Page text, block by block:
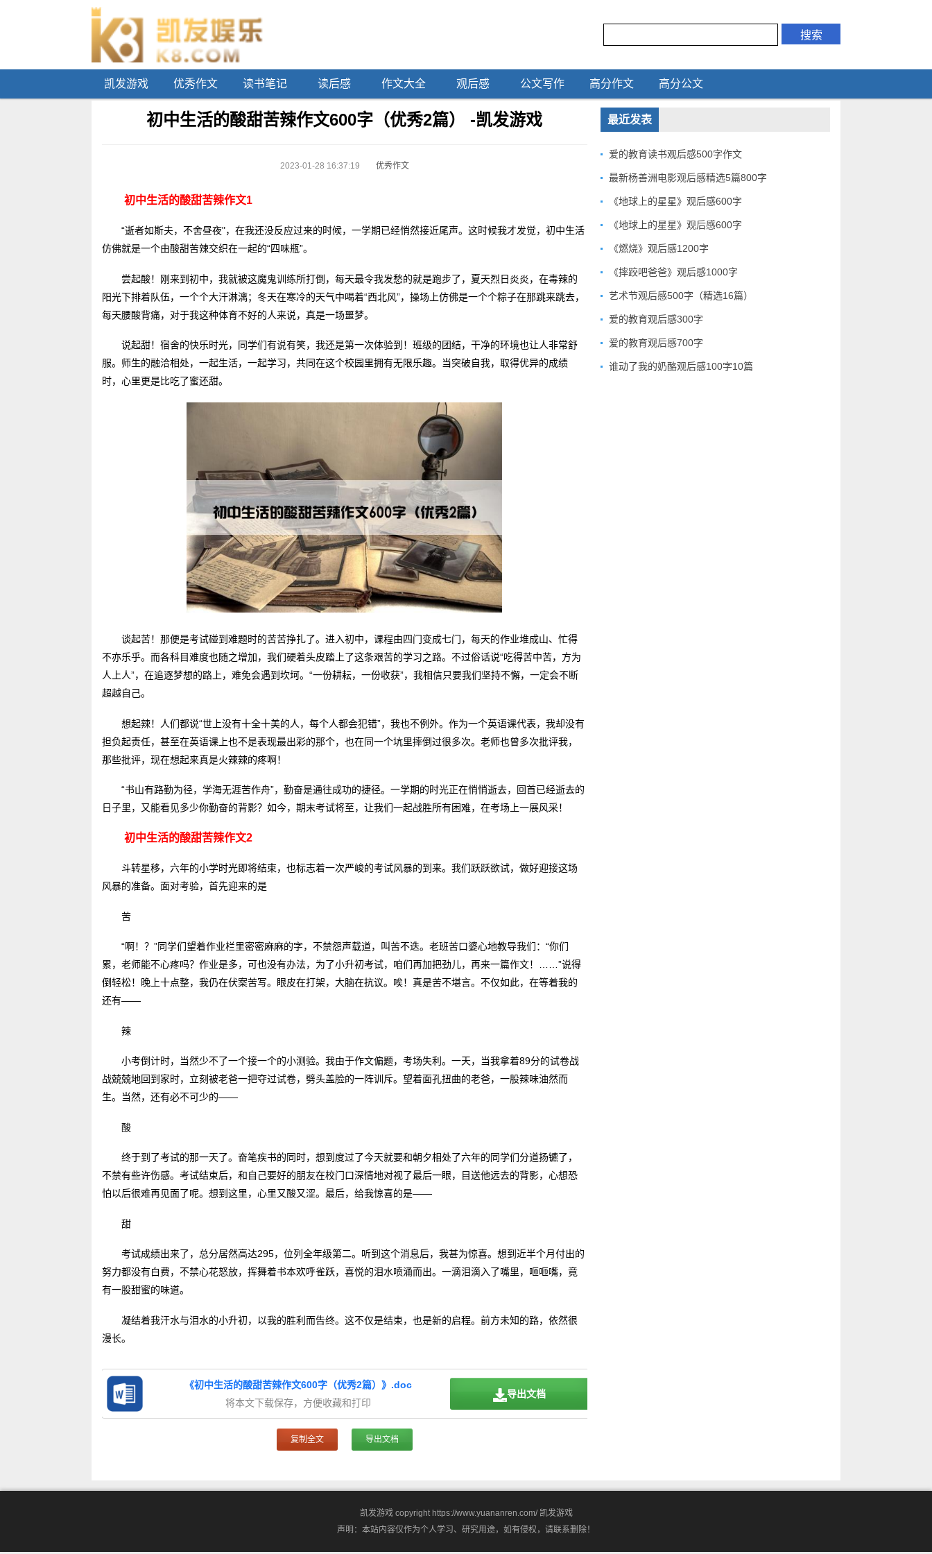
凯发游戏 优秀作文 读书笔记 读后感 作文大全 观后感 公文写作 高分作文 高分公文
初中生活的酸甜苦辣作文600字（优秀2篇） -凯发游戏
2023-01-28 16:37:19 优秀作文
初中生活的酸甜苦辣作文1
“逝者如斯夫，不舍昼夜"，在我还没反应过来的时候，一学期已经悄然接近尾声。这时候我才发觉，初中生活
仿佛就是一个由酸甜苦辣交织在一起的“四味瓶”。
尝起酸！刚来到初中，我就被这魔鬼训练所打倒，每天最令我发愁的就是跑步了，夏天烈日炎炎，在毒辣的
阳光下排着队伍，一个个大汗淋漓；冬天在寒冷的天气中喝着“西北风”，操场上仿佛是一个个粽子在那跳来跳去，
每天腰酸背痛，对于我这种体育不好的人来说，真是一场噩梦。
说起甜！宿舍的快乐时光，同学们有说有笑，我还是第一次体验到！班级的团结，干净的环境也让人非常舒
服。师生的融洽相处，一起生活，一起学习，共同在这个校园里拥有无限乐趣。当突破自我，取得优异的成绩
时，心里更是比吃了蜜还甜。
谈起苦！那便是考试碰到难题时的苦苦挣扎了。进入初中，课程由四门变成七门，每天的作业堆成山、忙得
不亦乐乎。而各科目难度也随之增加，我们硬着头皮踏上了这条艰苦的学习之路。不过俗话说“吃得苦中苦，方为
人上人”，在追逐梦想的路上，难免会遇到坎坷。“一份耕耘，一份收获”，我相信只要我们坚持不懈，一定会不断
超越自己。
想起辣！人们都说“世上没有十全十美的人，每个人都会犯错”，我也不例外。作为一个英语课代表，我却没有
担负起责任，甚至在英语课上也不是表现最出彩的那个，也在同一个坑里摔倒过很多次。老师也曾多次批评我，
那些批评，现在想起来真是火辣辣的疼啊！
“书山有路勤为径，学海无涯苦作舟”，勤奋是通往成功的捷径。一学期的时光正在悄悄逝去，回首已经逝去的
日子里，又能看见多少你勤奋的背影？如今，期末考试将至，让我们一起战胜所有困难，在考场上一展风采！
初中生活的酸甜苦辣作文2
斗转星移，六年的小学时光即将结束，也标志着一次严峻的考试风暴的到来。我们跃跃欲试，做好迎接这场
风暴的准备。面对考验，首先迎来的是
苦
“啊！？”同学们望着作业栏里密密麻麻的字，不禁怨声载道，叫苦不迭。老班苦口婆心地教导我们：“你们
累，老师能不心疼吗？作业是多，可也没有办法，为了小升初考试，咱们再加把劲儿，再来一篇作文！……”说得
倒轻松！晚上十点整，我仍在伏案苦写。眼皮在打架，大脑在抗议。唉！真是苦不堪言。不仅如此，在等着我的
还有――
辣
小考倒计时，当然少不了一个接一个的小测验。我由于作文偏题，考场失利。一天，当我拿着89分的试卷战
战兢兢地回到家时，立刻被老爸一把夺过试卷，劈头盖脸的一阵训斥。望着面孔扭曲的老爸，一股辣味油然而
生。当然，还有必不可少的――
酸
终于到了考试的那一天了。奋笔疾书的同时，想到度过了今天就要和朝夕相处了六年的同学们分道扬镳了，
不禁有些许伤感。考试结束后，和自己要好的朋友在校门口深情地对视了最后一眼，目送他远去的背影，心想恐
怕以后很难再见面了呢。想到这里，心里又酸又涩。最后，给我惊喜的是――
甜
考试成绩出来了，总分居然高达295，位列全年级第二。听到这个消息后，我甚为惊喜。想到近半个月付出的
努力都没有白费，不禁心花怒放，挥舞着书本欢呼雀跃，喜悦的泪水喷涌而出。一滴泪滴入了嘴里，咂咂嘴，竟
有一股甜蜜的味道。
凝结着我汗水与泪水的小升初，以我的胜利而告终。这不仅是结束，也是新的启程。前方未知的路，依然很
漫长。
《初中生活的酸甜苦辣作文600字（优秀2篇）》.doc
将本文下载保存，方便收藏和打印
导出文档
复制全文 导出文档
最近发表
爱的教育读书观后感500字作文
最新杨善洲电影观后感精选5篇800字
《地球上的星星》观后感600字
《地球上的星星》观后感600字
《燃烧》观后感1200字
《摔跤吧爸爸》观后感1000字
艺术节观后感500字（精选16篇）
爱的教育观后感300字
爱的教育观后感700字
谁动了我的奶酪观后感100字10篇
凯发游戏 copyright https://www.yuananren.com/ 凯发游戏
声明：本站内容仅作为个人学习、研究用途，如有侵权，请联系删除！